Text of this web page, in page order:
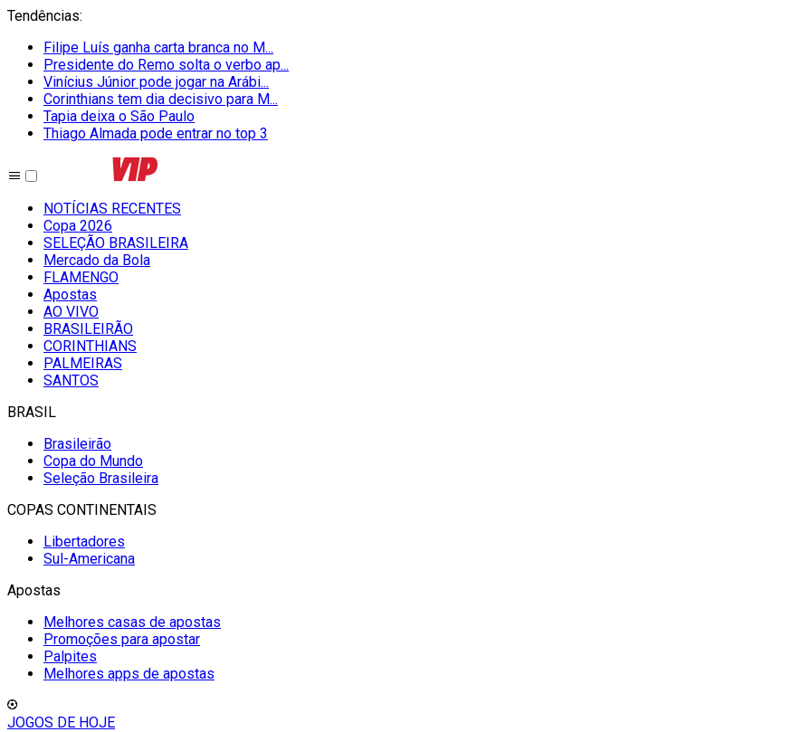
Tendências:
Filipe Luís ganha carta branca no M...
Presidente do Remo solta o verbo ap...
Vinícius Júnior pode jogar na Arábi...
Corinthians tem dia decisivo para M...
Tapia deixa o São Paulo
Thiago Almada pode entrar no top 3
NOTÍCIAS RECENTES
Copa 2026
SELEÇÃO BRASILEIRA
Mercado da Bola
FLAMENGO
Apostas
AO VIVO
BRASILEIRÃO
CORINTHIANS
PALMEIRAS
SANTOS
BRASIL
Brasileirão
Copa do Mundo
Seleção Brasileira
COPAS CONTINENTAIS
Libertadores
Sul-Americana
Apostas
Melhores casas de apostas
Promoções para apostar
Palpites
Melhores apps de apostas
JOGOS DE HOJE